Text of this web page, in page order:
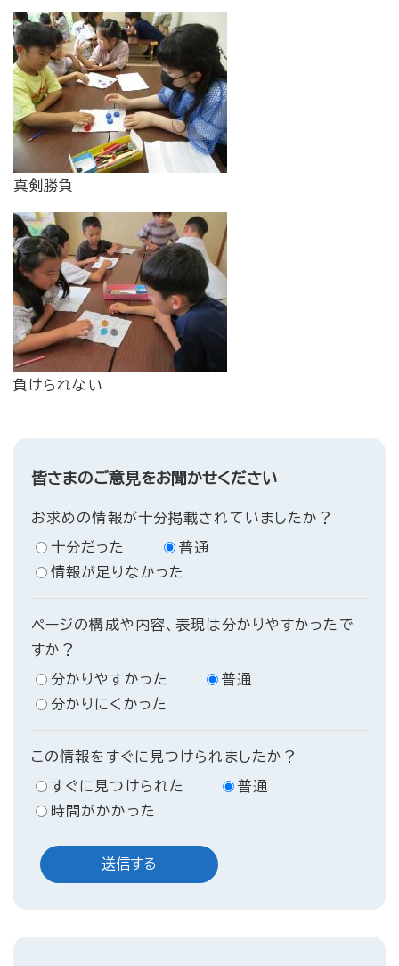
真剣勝負
負けられない
皆さまのご意見をお聞かせください
お求めの情報が十分掲載されていましたか？
十分だった
普通
情報が足りなかった
ページの構成や内容、表現は分かりやすかったで
すか？
分かりやすかった
普通
分かりにくかった
この情報をすぐに見つけられましたか？
すぐに見つけられた
普通
時間がかかった